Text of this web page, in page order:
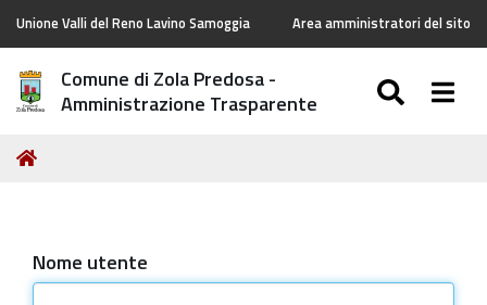
Unione Valli del Reno Lavino Samoggia Area amministratori del sito
Comune di Zola Predosa -
Amministrazione Trasparente
Tu
Nome utente